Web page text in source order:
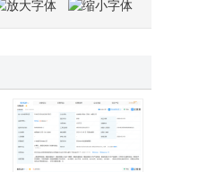
百度萝卜快跑新动向：速腾聚创助力 或率先开启千线级激光雷达上车潮
石头扫地机器人深度评测：高效智能清洁，解锁现代家庭便捷生活新方式